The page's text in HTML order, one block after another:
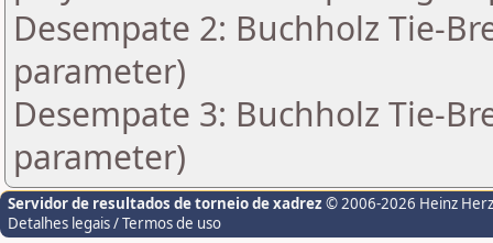
Desempate 2: Buchholz Tie-
parameter)
Desempate 3: Buchholz Tie-
parameter)
Servidor de resultados de torneio de xadrez © 2006-2026 Heinz
Detalhes legais / Termos de uso